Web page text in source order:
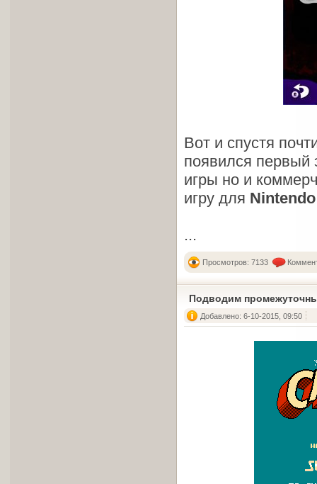
Вот и спустя
появился первый
игры но и
игру для
...
Просмотров: 7133
Подводим
Добавлено: 6-10-2015, 09:50